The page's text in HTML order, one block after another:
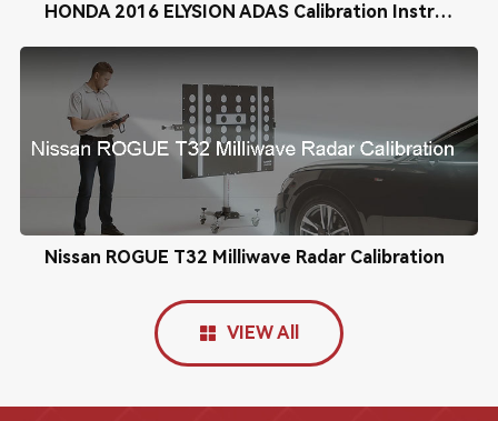
HONDA 2016 ELYSION ADAS Calibration Instructions----Auto Multi Camera Aiming
Nissan ROGUE T32 Milliwave Radar Calibration
VIEW All